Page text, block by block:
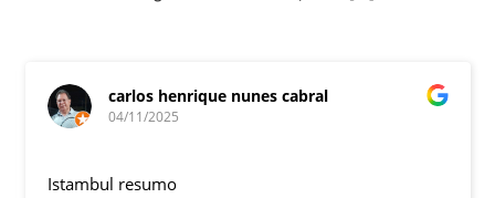
carlos henrique nunes cabral
04/11/2025
Istambul resumo